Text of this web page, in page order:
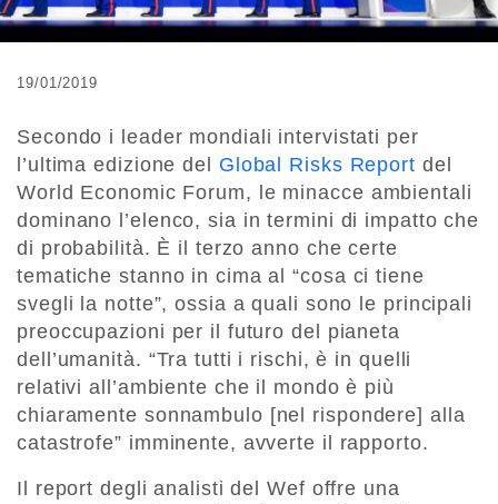
19/01/2019
Secondo i leader mondiali intervistati per
l’ultima edizione del Global Risks Report del
World Economic Forum, le minacce ambientali
dominano l’elenco, sia in termini di impatto che
di probabilità. È il terzo anno che certe
tematiche stanno in cima al “cosa ci tiene
svegli la notte”, ossia a quali sono le principali
preoccupazioni per il futuro del pianeta
dell’umanità. “Tra tutti i rischi, è in quelli
relativi all’ambiente che il mondo è più
chiaramente sonnambulo [nel rispondere] alla
catastrofe” imminente, avverte il rapporto.
Il report degli analisti del Wef offre una